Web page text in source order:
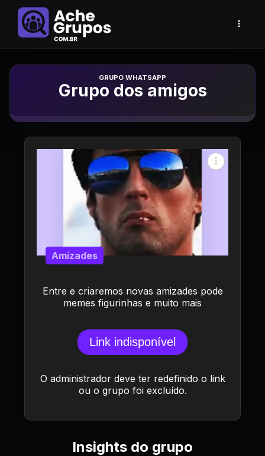
Grupo de Whatsapp
Grupo dos amigos
Entre e criaremos novas amizades pode
memes figurinhas e muito mais
Amizades
Link indisponível
O administrador deve ter redefinido o link
ou o grupo foi excluído.
Insights do grupo